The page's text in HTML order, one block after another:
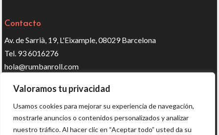
Valoramos tu privacidad
Usamos cookies para mejorar su experiencia de navegación,
mostrarle anuncios o contenidos personalizados y analizar
nuestro tráfico. Al hacer clic en “Aceptar todo” usted da su
Contacto
Av. de Sarrià, 19, L'Eixample, 08029 Barcelona
Tel. 93 6016276
hola@rumbanroll.com
Síguenos en redes